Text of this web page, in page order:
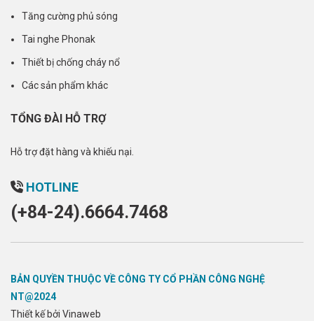
Tăng cường phủ sóng
Tai nghe Phonak
Thiết bị chống cháy nổ
Các sản phẩm khác
TỔNG ĐÀI HỖ TRỢ
Hỗ trợ đặt hàng và khiếu nại.
HOTLINE
(+84-24).6664.7468
BẢN QUYỀN THUỘC VỀ CÔNG TY CỔ PHẦN CÔNG NGHỆ
NT@2024
Thiết kế bởi Vinaweb